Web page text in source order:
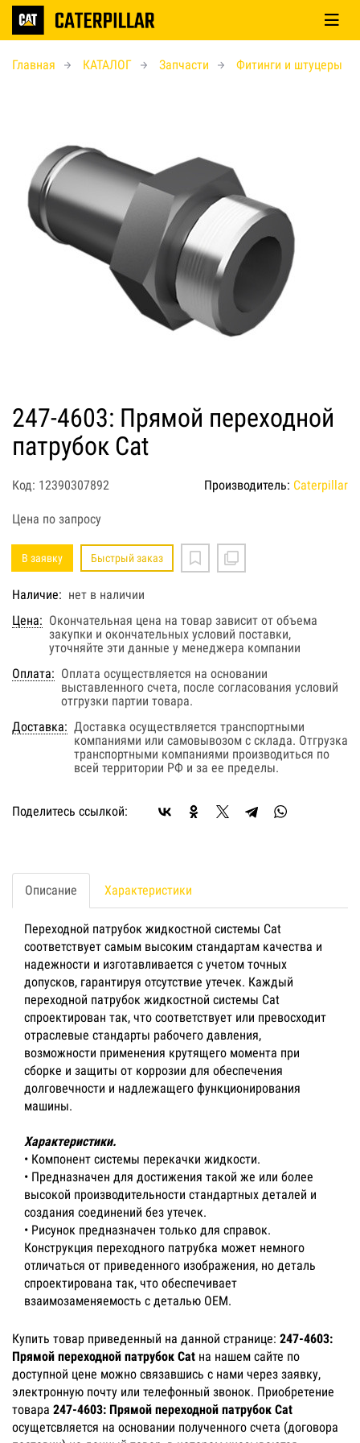
Главная КАТАЛОГ Запчасти Фитинги и штуцеры
247-4603: Прямой переходной
патрубок Cat
Код: 12390307892 Производитель: Caterpillar
Цена по запросу
В заявку Быстрый заказ
Наличие: нет в наличии
Цена: Окончательная цена на товар зависит от объема
закупки и окончательных условий поставки,
уточняйте эти данные у менеджера компании
Оплата: Оплата осуществляется на основании
выставленного счета, после согласования условий
отгрузки партии товара.
Доставка: Доставка осуществляется транспортными
компаниями или самовывозом с склада. Отгрузка
транспортными компаниями производиться по
всей территории РФ и за ее пределы.
Поделитесь ссылкой:
Описание Характеристики
Переходной патрубок жидкостной системы Cat
соответствует самым высоким стандартам качества и
надежности и изготавливается с учетом точных
допусков, гарантируя отсутствие утечек. Каждый
переходной патрубок жидкостной системы Cat
спроектирован так, что соответствует или превосходит
отраслевые стандарты рабочего давления,
возможности применения крутящего момента при
сборке и защиты от коррозии для обеспечения
долговечности и надлежащего функционирования
машины.
Характеристики.
• Компонент системы перекачки жидкости.
• Предназначен для достижения такой же или более
высокой производительности стандартных деталей и
создания соединений без утечек.
• Рисунок предназначен только для справок.
Конструкция переходного патрубка может немного
отличаться от приведенного изображения, но деталь
спроектирована так, что обеспечивает
взаимозаменяемость с деталью OEM.
Купить товар приведенный на данной странице: 247-4603:
Прямой переходной патрубок Cat на нашем сайте по
доступной цене можно связавшись с нами через заявку,
электронную почту или телефонный звонок. Приобретение
товара 247-4603: Прямой переходной патрубок Cat
осущетсвляется на основании полученного счета (договора